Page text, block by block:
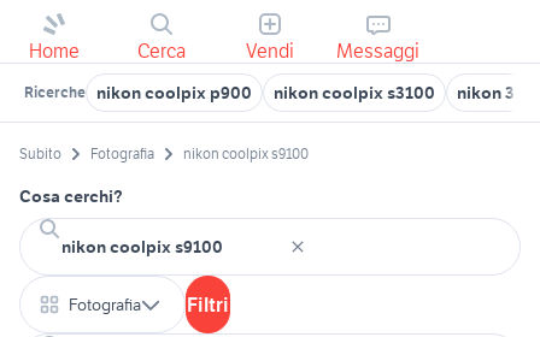
Home Cerca Vendi Messaggi
Ricerche nikon coolpix p900 nikon coolpix s3100 nikon
Subito Fotografia nikon coolpix s9100
Cosa cerchi?
Fotografia Filtri